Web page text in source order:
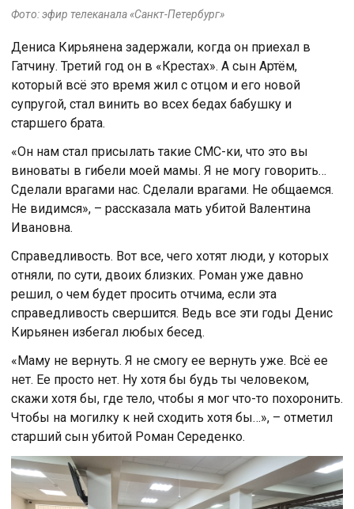
Фото: эфир телеканала «Санкт-Петербург»
Дениса Кирьянена задержали, когда он приехал в
Гатчину. Третий год он в «Крестах». А сын Артём,
который всё это время жил с отцом и его новой
супругой, стал винить во всех бедах бабушку и
старшего брата.
«Он нам стал присылать такие СМС-ки, что это вы
виноваты в гибели моей мамы. Я не могу говорить…
Сделали врагами нас. Сделали врагами. Не общаемся.
Не видимся», – рассказала мать убитой Валентина
Ивановна.
Справедливость. Вот все, чего хотят люди, у которых
отняли, по сути, двоих близких. Роман уже давно
решил, о чем будет просить отчима, если эта
справедливость свершится. Ведь все эти годы Денис
Кирьянен избегал любых бесед.
«Маму не вернуть. Я не смогу ее вернуть уже. Всё ее
нет. Ее просто нет. Ну хотя бы будь ты человеком,
скажи хотя бы, где тело, чтобы я мог что-то похоронить.
Чтобы на могилку к ней сходить хотя бы…», – отметил
старший сын убитой Роман Середенко.